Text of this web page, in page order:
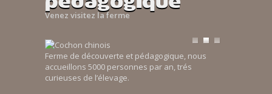
Venez visitez la ferme
Ferme de découverte et pédagogique, nous
accueillons 5000 personnes par an, trés
curieuses de l’élevage.